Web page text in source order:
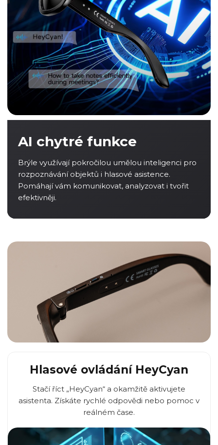
AI chytré funkce
Brýle využívají pokročilou umělou inteligenci pro
rozpoznávání objektů i hlasové asistence.
Pomáhají vám komunikovat, analyzovat i tvořit
efektivněji.
Hlasové ovládání HeyCyan
Stačí říct „HeyCyan“ a okamžitě aktivujete
asistenta. Získáte rychlé odpovědi nebo pomoc v
reálném čase.